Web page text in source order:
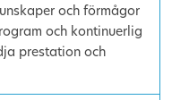
och förmågor
och kontinuerlig
prestation och